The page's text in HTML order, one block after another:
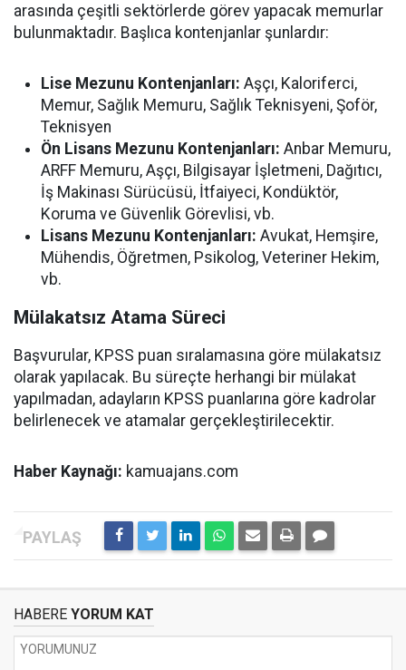
arasında çeşitli sektörlerde görev yapacak memurlar
bulunmaktadır. Başlıca kontenjanlar şunlardır:
Lise Mezunu Kontenjanları: Aşçı, Kaloriferci,
Memur, Sağlık Memuru, Sağlık Teknisyeni, Şoför,
Teknisyen
Ön Lisans Mezunu Kontenjanları: Anbar Memuru,
ARFF Memuru, Aşçı, Bilgisayar İşletmeni, Dağıtıcı,
İş Makinası Sürücüsü, İtfaiyeci, Kondüktör,
Koruma ve Güvenlik Görevlisi, vb.
Lisans Mezunu Kontenjanları: Avukat, Hemşire,
Mühendis, Öğretmen, Psikolog, Veteriner Hekim,
vb.
Mülakatsız Atama Süreci
Başvurular, KPSS puan sıralamasına göre mülakatsız
olarak yapılacak. Bu süreçte herhangi bir mülakat
yapılmadan, adayların KPSS puanlarına göre kadrolar
belirlenecek ve atamalar gerçekleştirilecektir.
Haber Kaynağı: kamuajans.com
HABERE YORUM KAT